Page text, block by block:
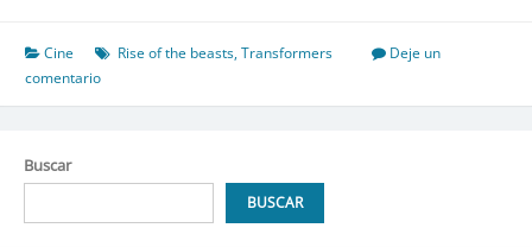
the
Beasts
Cine Rise of the beasts,Transformers
Deje un
comentario
Buscar
BUSCAR